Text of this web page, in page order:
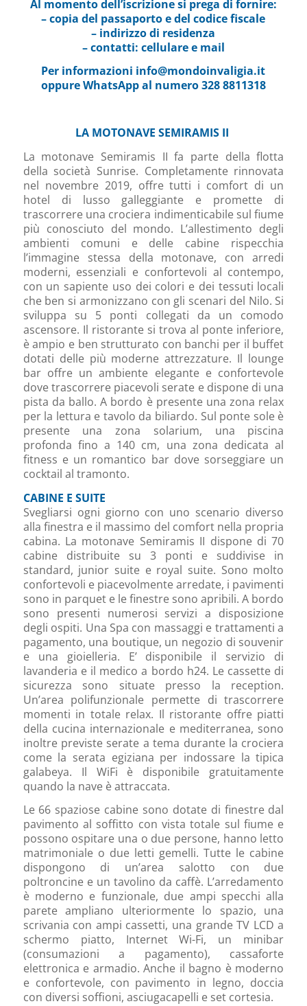
Al momento dell’iscrizione si prega di fornire:
– copia del passaporto e del codice fiscale
– indirizzo di residenza
– contatti: cellulare e mail
Per informazioni info@mondoinvaligia.it
oppure WhatsApp al numero 328 8811318
LA MOTONAVE SEMIRAMIS II
La motonave Semiramis II fa parte della flotta
della società Sunrise. Completamente rinnovata
nel novembre 2019, offre tutti i comfort di un
hotel di lusso galleggiante e promette di
trascorrere una crociera indimenticabile sul fiume
più conosciuto del mondo. L’allestimento degli
ambienti comuni e delle cabine rispecchia
l’immagine stessa della motonave, con arredi
moderni, essenziali e confortevoli al contempo,
con un sapiente uso dei colori e dei tessuti locali
che ben si armonizzano con gli scenari del Nilo. Si
sviluppa su 5 ponti collegati da un comodo
ascensore. Il ristorante si trova al ponte inferiore,
è ampio e ben strutturato con banchi per il buffet
dotati delle più moderne attrezzature. Il lounge
bar offre un ambiente elegante e confortevole
dove trascorrere piacevoli serate e dispone di una
pista da ballo. A bordo è presente una zona relax
per la lettura e tavolo da biliardo. Sul ponte sole è
presente una zona solarium, una piscina
profonda fino a 140 cm, una zona dedicata al
fitness e un romantico bar dove sorseggiare un
cocktail al tramonto.
CABINE E SUITE
Svegliarsi ogni giorno con uno scenario diverso
alla finestra e il massimo del comfort nella propria
cabina. La motonave Semiramis II dispone di 70
cabine distribuite su 3 ponti e suddivise in
standard, junior suite e royal suite. Sono molto
confortevoli e piacevolmente arredate, i pavimenti
sono in parquet e le finestre sono apribili. A bordo
sono presenti numerosi servizi a disposizione
degli ospiti. Una Spa con massaggi e trattamenti a
pagamento, una boutique, un negozio di souvenir
e una gioielleria. E’ disponibile il servizio di
lavanderia e il medico a bordo h24. Le cassette di
sicurezza sono situate presso la reception.
Un’area polifunzionale permette di trascorrere
momenti in totale relax. Il ristorante offre piatti
della cucina internazionale e mediterranea, sono
inoltre previste serate a tema durante la crociera
come la serata egiziana per indossare la tipica
galabeya. Il WiFi è disponibile gratuitamente
quando la nave è attraccata.
Le 66 spaziose cabine sono dotate di finestre dal
pavimento al soffitto con vista totale sul fiume e
possono ospitare una o due persone, hanno letto
matrimoniale o due letti gemelli. Tutte le cabine
dispongono di un’area salotto con due
poltroncine e un tavolino da caffè. L’arredamento
è moderno e funzionale, due ampi specchi alla
parete ampliano ulteriormente lo spazio, una
scrivania con ampi cassetti, una grande TV LCD a
schermo piatto, Internet Wi-Fi, un minibar
(consumazioni a pagamento), cassaforte
elettronica e armadio. Anche il bagno è moderno
e confortevole, con pavimento in legno, doccia
con diversi soffioni, asciugacapelli e set cortesia.